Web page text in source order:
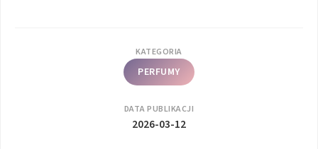
KATEGORIA
PERFUMY
DATA PUBLIKACJI
2026-03-12